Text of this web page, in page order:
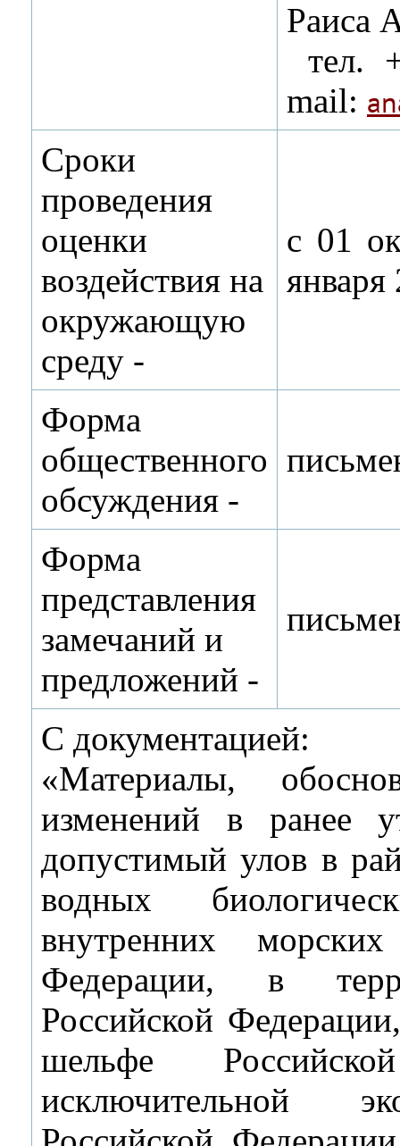
Раиса
тел.
mail:
Сроки
проведения
оценки
воздействия на
окружающую
среду ‑
с 01
января
Форма
общественного
обсуждения ‑
Форма
представления
замечаний и
предложений ‑
С документацией:
«Материалы,
изменений в ранее
допустимый улов в
водных
внутренних
Федерации, в
Российской
шельфе
исключительной